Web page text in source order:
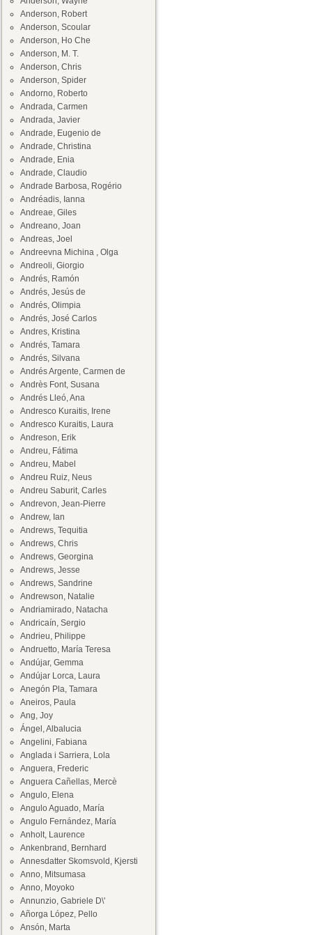
Anderson, Robert
Anderson, Scoular
Anderson, Ho Che
Anderson, M. T.
Anderson, Chris
Anderson, Spider
Andorno, Roberto
Andrada, Carmen
Andrada, Javier
Andrade, Eugenio de
Andrade, Christina
Andrade, Enia
Andrade, Claudio
Andrade Barbosa, Rogério
Andréadis, Ianna
Andreae, Giles
Andreano, Joan
Andreas, Joel
Andreevna Michina , Olga
Andreoli, Giorgio
Andrés, Ramón
Andrés, Jesús de
Andrés, Olimpia
Andrés, José Carlos
Andres, Kristina
Andrés, Tamara
Andrés, Silvana
Andrés Argente, Carmen de
Andrès Font, Susana
Andrés Lleó, Ana
Andresco Kuraitis, Irene
Andresco Kuraitis, Laura
Andreson, Erik
Andreu, Fátima
Andreu, Mabel
Andreu Ruiz, Neus
Andreu Saburit, Carles
Andrevon, Jean-Pierre
Andrew, Ian
Andrews, Tequitia
Andrews, Chris
Andrews, Georgina
Andrews, Jesse
Andrews, Sandrine
Andrewson, Natalie
Andriamirado, Natacha
Andricaín, Sergio
Andrieu, Philippe
Andruetto, María Teresa
Andújar, Gemma
Andújar Lorca, Laura
Anegón Pla, Tamara
Aneiros, Paula
Ang, Joy
Ángel, Albalucia
Angelini, Fabiana
Anglada i Sarriera, Lola
Anguera, Frederic
Anguera Cañellas, Mercè
Angulo, Elena
Angulo Aguado, María
Angulo Fernández, María
Anholt, Laurence
Ankenbrand, Bernhard
Annesdatter Skomsvold, Kjersti
Anno, Mitsumasa
Anno, Moyoko
Annunzio, Gabriele D\'
Añorga López, Pello
Ansón, Marta